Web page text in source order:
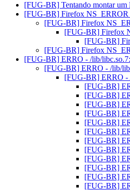
[FUG-BR] Tentando montar um
[FUG-BR] Firefox
[FUG-BR] Firefox
[FUG-BR] Firefox
[FUG-BR]
[FUG-BR] Firefox
[FUG-BR] ERRO - /lib/
[FUG-BR] ERRO - /lib/
[FUG-BR] ERRO -
[FUG-BR]
[FUG-BR]
[FUG-BR]
[FUG-BR]
[FUG-BR]
[FUG-BR]
[FUG-BR]
[FUG-BR]
[FUG-BR]
[FUG-BR]
[FUG-BR]
[FUG-BR]